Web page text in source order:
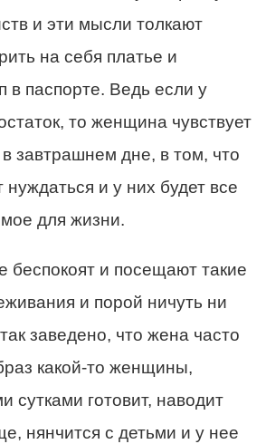
и эти мысли толкают
на себя платье и
в паспорте. Ведь если у
то женщина чувствует
завтрашнем дне, в том, что
нуждаться и у них будет все
для жизни.
беспокоят и посещают такие
и порой ничуть ни
заведено, что жена часто
какой-то женщины,
сутками готовит, наводит
нянчится с детьми и у нее